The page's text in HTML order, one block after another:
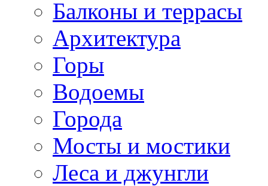
Балконы и террасы
Архитектура
Горы
Водоемы
Города
Мосты и мостики
Леса и джунгли